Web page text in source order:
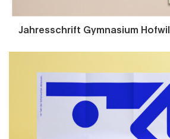
Jahresschrift Gymnasium Hofwil